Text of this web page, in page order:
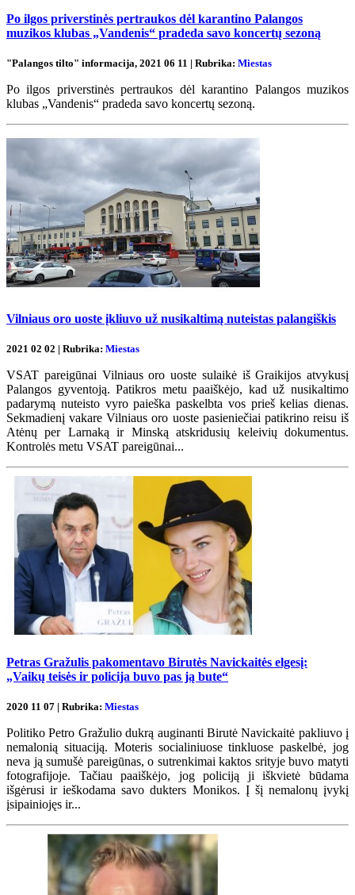
Po ilgos priverstinės pertraukos dėl karantino Palangos
muzikos klubas „Vandenis“ pradeda savo koncertų sezoną
"Palangos tilto" informacija, 2021 06 11 | Rubrika: Miestas
Po ilgos priverstinės pertraukos dėl karantino Palangos muzikos
klubas „Vandenis“ pradeda savo koncertų sezoną.
Vilniaus oro uoste įkliuvo už nusikaltimą nuteistas palangiškis
2021 02 02 | Rubrika: Miestas
VSAT pareigūnai Vilniaus oro uoste sulaikė iš Graikijos atvykusį
Palangos gyventoją. Patikros metu paaiškėjo, kad už nusikaltimo
padarymą nuteisto vyro paieška paskelbta vos prieš kelias dienas.
Sekmadienį vakare Vilniaus oro uoste pasieniečiai patikrino reisu iš
Atėnų per Larnaką ir Minską atskridusių keleivių dokumentus.
Kontrolės metu VSAT pareigūnai...
Petras Gražulis pakomentavo Birutės Navickaitės elgesį:
„Vaikų teisės ir policija buvo pas ją bute“
2020 11 07 | Rubrika: Miestas
Politiko Petro Gražulio dukrą auginanti Birutė Navickaitė pakliuvo į
nemalonią situaciją. Moteris socialiniuose tinkluose paskelbė, jog
neva ją sumušė pareigūnas, o sutrenkimai kaktos srityje buvo matyti
fotografijoje. Tačiau paaiškėjo, jog policiją ji iškvietė būdama
išgėrusi ir ieškodama savo dukters Monikos. Į šį nemalonų įvykį
įsipainiojęs ir...